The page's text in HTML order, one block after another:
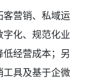
营销、私域运
化、规范化业
经营成本；另
具及基于企微